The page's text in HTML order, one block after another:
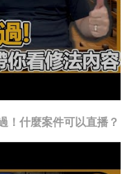
！什麼案件可以直播？